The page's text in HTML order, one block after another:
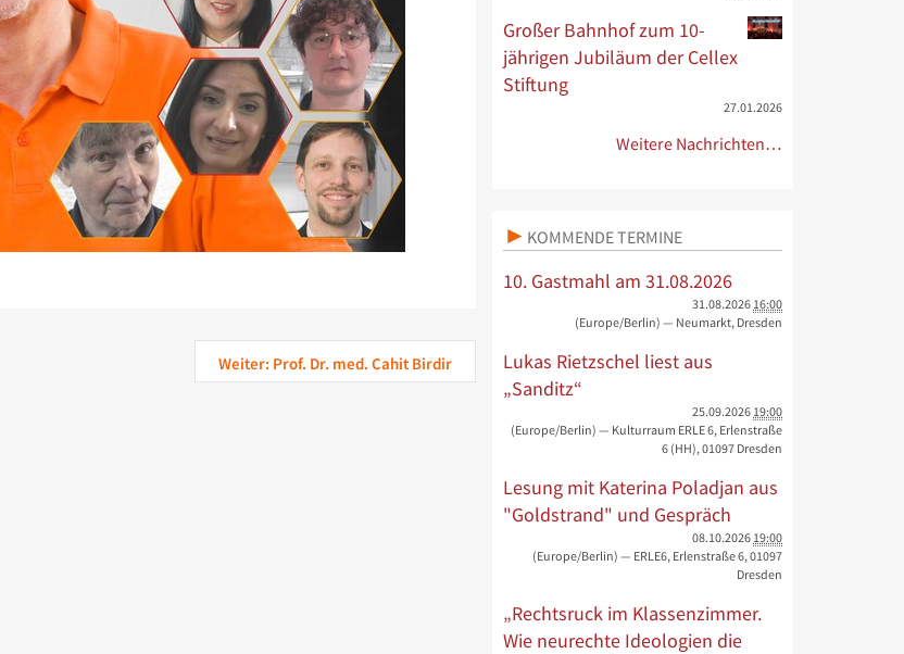
Weiter: Prof. Dr. med. Cahit Birdir
Großer Bahnhof zum 10-
jährigen Jubiläum der Cellex
Stiftung
27.01.2026
Weitere Nachrichten…
KOMMENDE TERMINE
10. Gastmahl am 31.08.2026
31.08.2026 16:00
(Europe/Berlin) — Neumarkt, Dresden
Lukas Rietzschel liest aus
„Sanditz“
25.09.2026 19:00
(Europe/Berlin) — Kulturraum ERLE 6, Erlenstraße
6 (HH), 01097 Dresden
Lesung mit Katerina Poladjan aus
"Goldstrand" und Gespräch
08.10.2026 19:00
(Europe/Berlin) — ERLE6, Erlenstraße 6, 01097
Dresden
„Rechtsruck im Klassenzimmer.
Wie neurechte Ideologien die